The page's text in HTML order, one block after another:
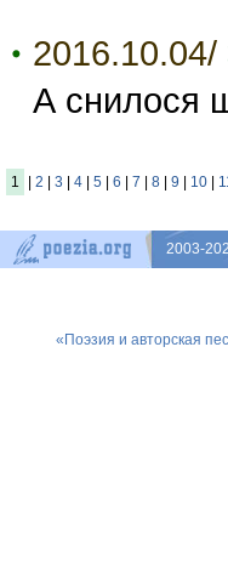
2016.10.04/
А снилося
1 2 3 4 5 6 7 8 9 10
2003-
«Поэзия и авторская